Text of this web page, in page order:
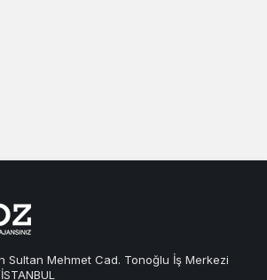
Sultan Mehmet Cad. Tonoğlu İş Merkezi